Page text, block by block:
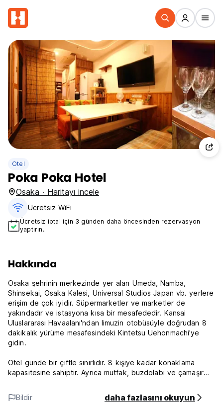
Otel
Poka Poka Hotel
Osaka · Haritayı incele
Ücretsiz WiFi
Ücretsiz iptal için 3 günden daha öncesinden rezervasyon
yaptırın.
Hakkında
Osaka şehrinin merkezinde yer alan Umeda, Namba,
Shinsekai, Osaka Kalesi, Universal Studios Japan vb. yerlere
erişim de çok iyidir. Süpermarketler ve marketler de
yakındadır ve istasyona kısa bir mesafededir. Kansai
Uluslararası Havaalanı'ndan limuzin otobüsüyle doğrudan 8
dakikalık yürüme mesafesindeki Kintetsu Uehonmachi'ye
gidin.
Otel günde bir çiftle sınırlıdır. 8 kişiye kadar konaklama
kapasitesine sahiptir. Ayrıca mutfak, buzdolabı ve çamaşır
mümkündür.
Bildir daha fazlasını okuyun